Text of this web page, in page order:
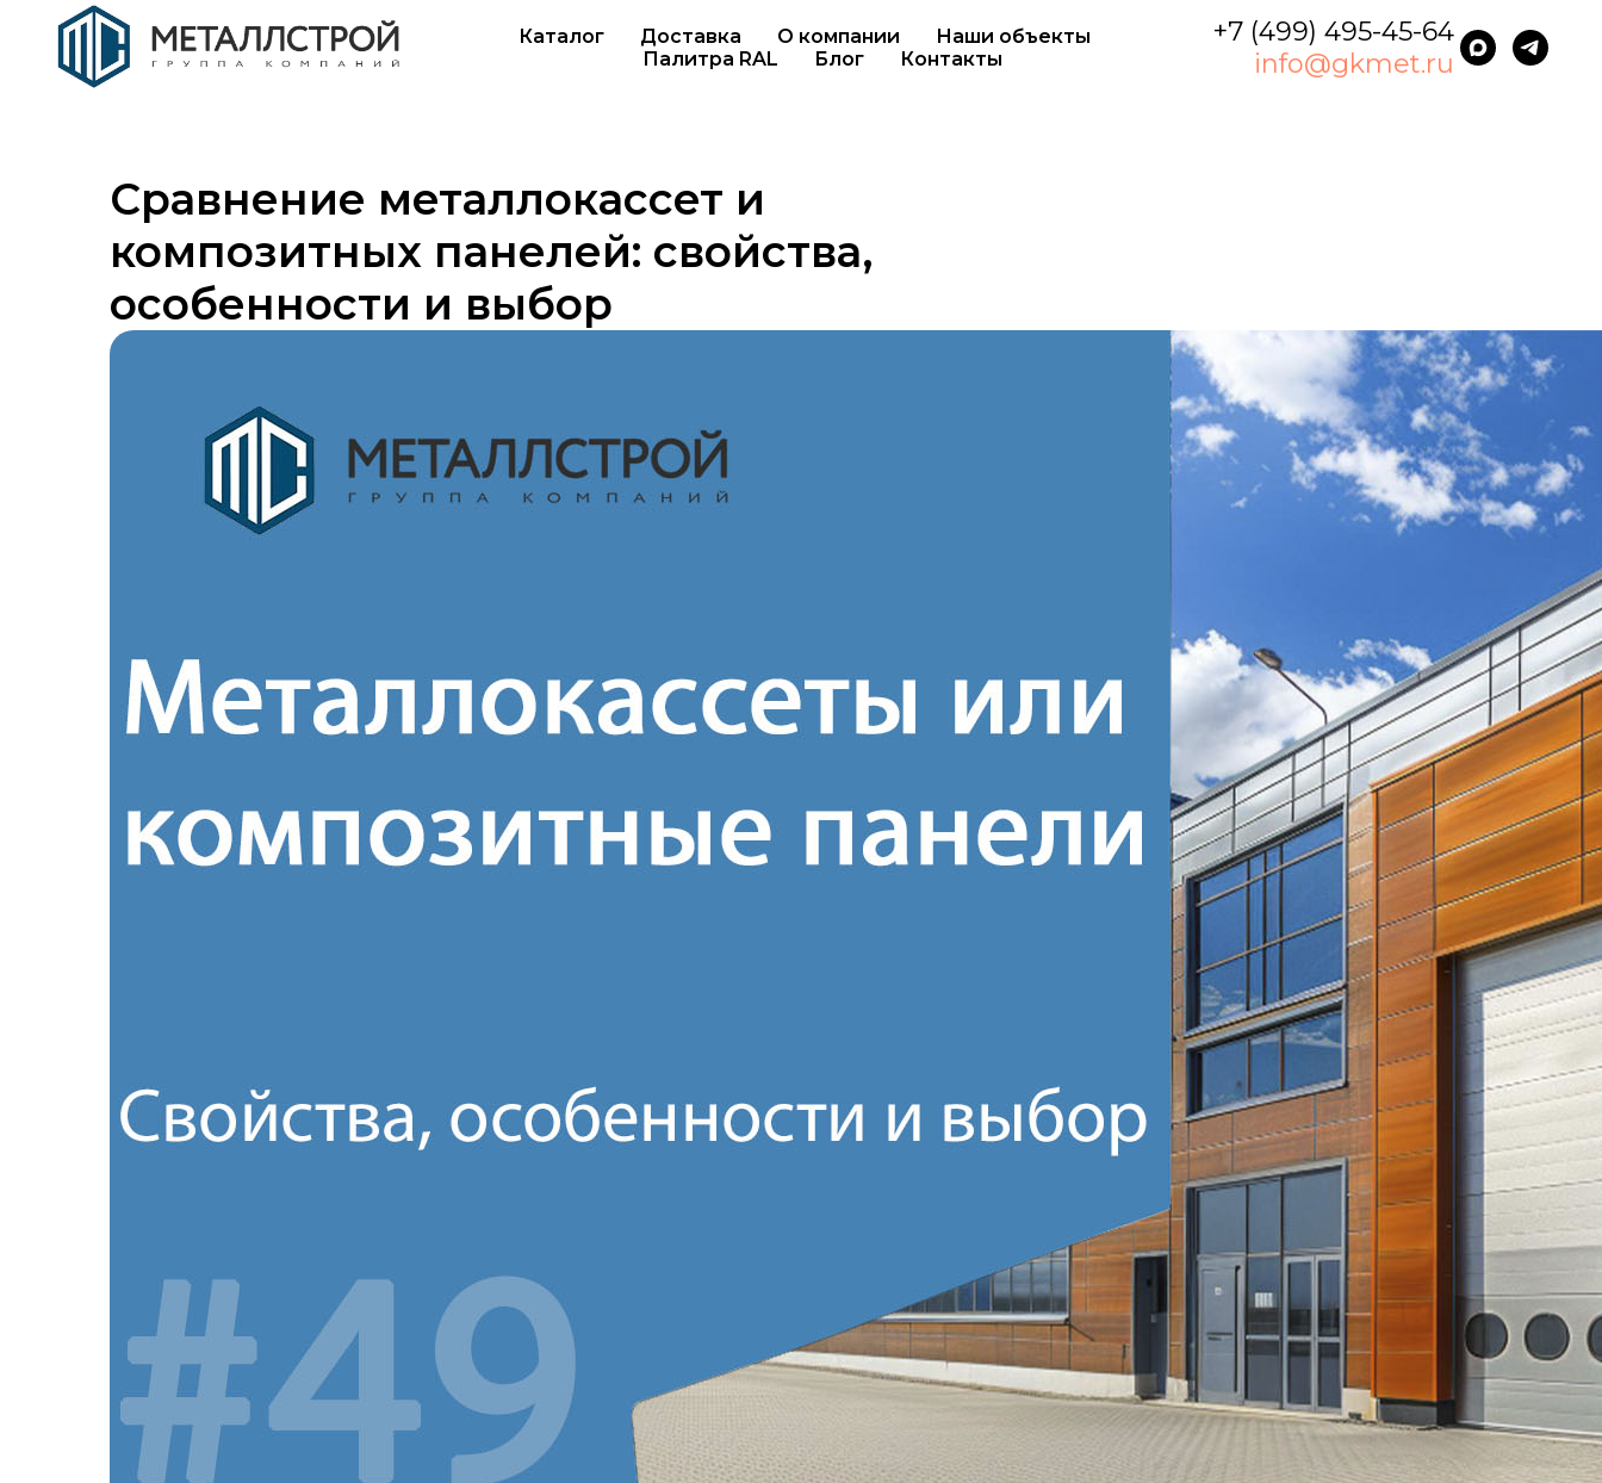
Каталог Доставка О компании
Наши объекты
Палитра RAL
Блог Контакты
+7 (499) 495-45-64
info@gkmet.ru
Сравнение металлокассет и
композитных панелей: свойства,
особенности и выбор